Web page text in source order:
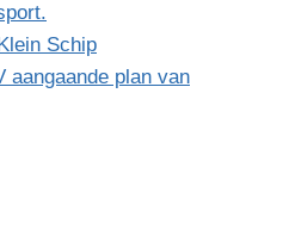
Schip
aangaande plan van